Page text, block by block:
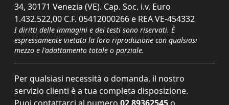
34, 30171 Venezia (VE). Cap. Soc. i.v. Euro
1.432.522,00 C.F. 05412000266 e REA VE-454332
I diritti delle immagini e dei testi sono riservati. È
espressamente vietata la loro riproduzione con qualsiasi
mezzo e l'adattamento totale o parziale.
Per qualsiasi necessità o domanda, il nostro
servizio clienti è a tua completa disposizione.